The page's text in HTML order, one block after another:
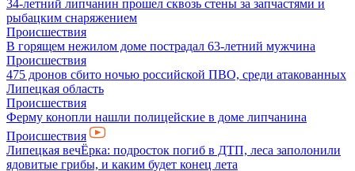
34-летний липчанин прошел сквозь стены за запчастями и
рыбацким снаряжением
Происшествия
В горящем нежилом доме пострадал 63-летний мужчина
Происшествия
475 дронов сбито ночью российской ПВО, среди атакованных
Липецкая область
Происшествия
Ферму конопли нашли полицейские в доме липчанина
Происшествия
Липецкая вечЁрка: подросток погиб в ДТП, леса заполонили
ядовитые грибы, и каким будет конец лета